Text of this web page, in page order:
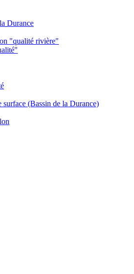
Durance
"qualité rivière"
(Bassin de la Durance)